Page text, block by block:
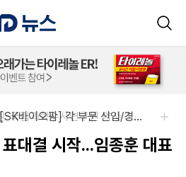
국립과학수사연구원-국립과학수사연구원 약사 3명 채용SK 바이오팜 (주)-[SK바이오팜] 각 부문 신입/경력 구성원 영입
대결 시작...임종훈 대표